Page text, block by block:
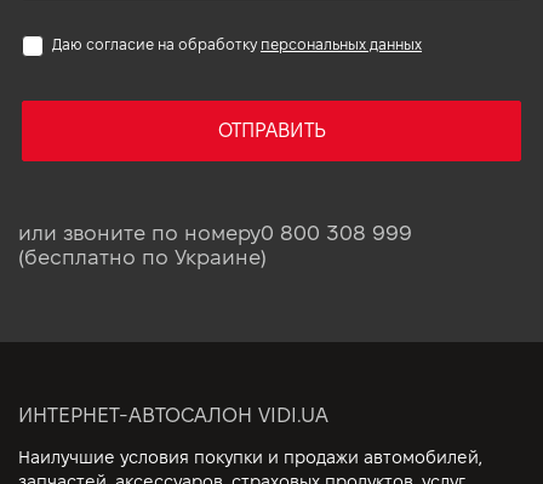
Даю согласие на обработку персональных данных
ОТПРАВИТЬ
или звоните по номеру0 800 308 999
(бесплатно по Украине)
ИНТЕРНЕТ-АВТОСАЛОН VIDI.UA
Наилучшие условия покупки и продажи автомобилей,